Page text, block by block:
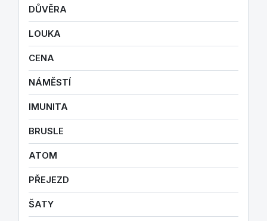
DŮVĚRA
LOUKA
CENA
NÁMĚSTÍ
IMUNITA
BRUSLE
ATOM
PŘEJEZD
ŠATY